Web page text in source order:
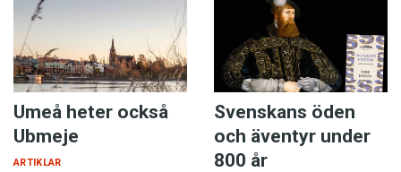
Umeå heter också
Ubmeje
ARTIKLAR
Svenskans öden
och äventyr under
800 år